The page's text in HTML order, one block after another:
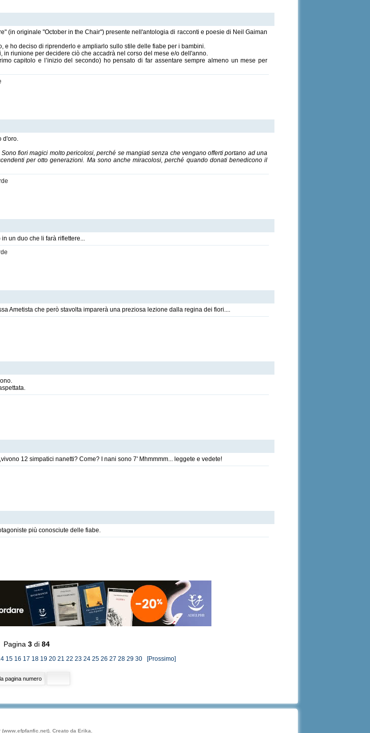
(in originale "October in the Chair") presente nell'antologia di racconti e poesie di Neil Gaiman
e ho deciso di riprenderlo e ampliarlo sullo stile delle fiabe per i bambini.
riunione per decidere ciò che accadrà nel corso del mese e/o dell'anno.
capitolo e l’inizio del secondo) ho pensato di far assentare sempre almeno un mese per
d'oro.
fiori magici molto pericolosi, perché se mangiati senza che vengano offerti portano ad una
per otto generazioni. Ma sono anche miracolosi, perché quando donati benedicono il
un duo che li farà riflettere...
Ametista che però stavolta imparerà una preziosa lezione dalla regina dei fiori....
12 simpatici nanetti? Come? I nani sono 7' Mhmmmm... leggete e vedete!
più conosciute delle fiabe.
Pagina 3di 84
15 16 17 18 19 20 21 22 23 24 25 26 27 28 29 30 [Prossimo]
Creato da Erika.